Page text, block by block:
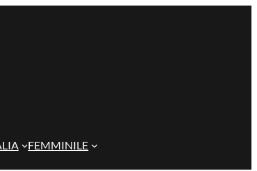
FEMMINILE